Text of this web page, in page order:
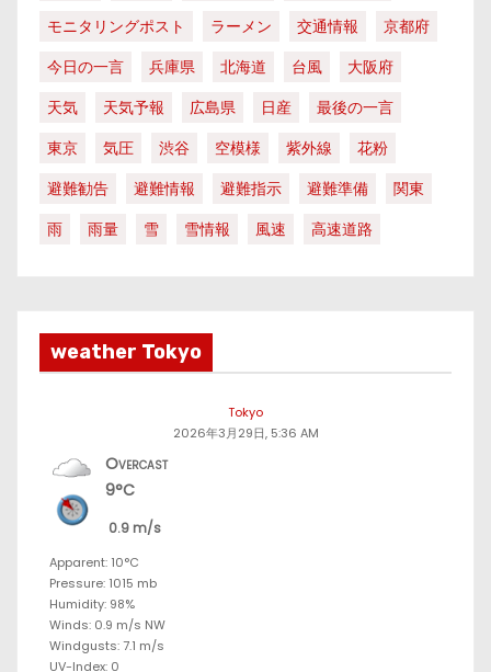
モニタリングポスト
ラーメン 交通情報
京都府
今日の一言
兵庫県 北海道 台風
大阪府
天気
天気予報 広島県 日産
最後の一言
東京
気圧 渋谷 空模様 紫外線
花粉
避難勧告
避難情報 避難指示 避難準備
関東
雨
雨量 雪 雪情報 風速 高速道路
weather Tokyo
Tokyo
2026年3月29日, 5:36 AM
Overcast
9°C
0.9 m/s
Apparent: 10°C
Pressure: 1015 mb
Humidity: 98%
Winds: 0.9 m/s NW
Windgusts: 7.1 m/s
UV-Index: 0